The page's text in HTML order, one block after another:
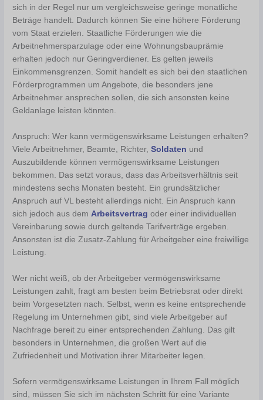
sich in der Regel nur um vergleichsweise geringe monatliche
Beträge handelt. Dadurch können Sie eine höhere Förderung
vom Staat erzielen. Staatliche Förderungen wie die
Arbeitnehmersparzulage oder eine Wohnungsbauprämie
erhalten jedoch nur Geringverdiener. Es gelten jeweils
Einkommensgrenzen. Somit handelt es sich bei den staatlichen
Förderprogrammen um Angebote, die besonders jene
Arbeitnehmer ansprechen sollen, die sich ansonsten keine
Geldanlage leisten könnten.
Anspruch: Wer kann vermögenswirksame Leistungen erhalten?
Viele Arbeitnehmer, Beamte, Richter,Soldaten und
Auszubildende können vermögenswirksame Leistungen
bekommen. Das setzt voraus, dass das Arbeitsverhältnis seit
mindestens sechs Monaten besteht. Ein grundsätzlicher
Anspruch auf VL besteht allerdings nicht. Ein Anspruch kann
sich jedoch aus demArbeitsvertrag oder einer individuellen
Vereinbarung sowie durch geltende Tarifverträge ergeben.
Ansonsten ist die Zusatz-Zahlung für Arbeitgeber eine freiwillige
Leistung.
Wer nicht weiß, ob der Arbeitgeber vermögenswirksame
Leistungen zahlt, fragt am besten beim Betriebsrat oder direkt
beim Vorgesetzten nach. Selbst, wenn es keine entsprechende
Regelung im Unternehmen gibt, sind viele Arbeitgeber auf
Nachfrage bereit zu einer entsprechenden Zahlung. Das gilt
besonders in Unternehmen, die großen Wert auf die
Zufriedenheit und Motivation ihrer Mitarbeiter legen.
Sofern vermögenswirksame Leistungen in Ihrem Fall möglich
sind, müssen Sie sich im nächsten Schritt für eine Variante